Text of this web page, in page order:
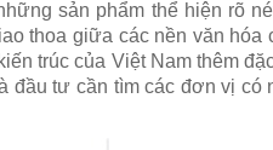
sản phẩm thể hiện rõ
thoa giữa các nền văn hóa
trúc của Việt Nam thêm
đầu tư cần tìm các đơn vị có